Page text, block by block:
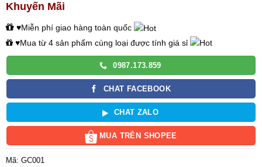
Khuyến Mãi
♥Miễn phí giao hàng toàn quốc
♥Mua từ 4 sản phẩm cùng loại được tính giá sỉ
0987.173.859
CHAT FACEBOOK
CHAT ZALO
MUA TRÊN SHOPEE
Mã: GC001